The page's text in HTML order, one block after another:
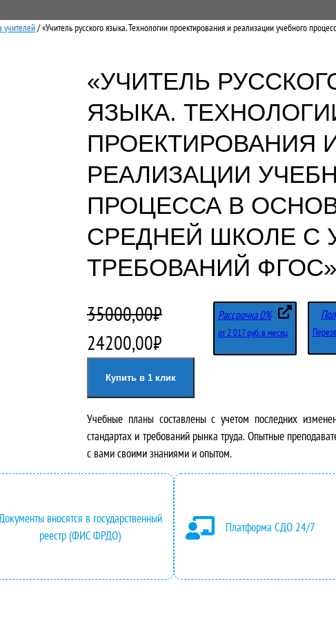
учителей/ «Учитель русского языка. Технологии проектирования и реализации учебного
«УЧИТЕЛЬ
ЯЗЫКА.
ПРОЕКТИРОВАНИЯ
РЕАЛИЗАЦИИ
ПРОЦЕССА В
СРЕДНЕЙ ШКОЛЕ С
ТРЕБОВАНИЙ ФГОС»
35000,00₽
П
р
в
о
а
ч
а
24200,00₽
е
к
у
щ
я
е
Рассрочка 0%
от 2 017 руб. в месяц
Купить в 1 клик
Учебные планы составлены с учетом последних
стандартах и требований рынка труда. Опытные
с вами своими знаниями и опытом.
вносятся в государственный
реестр (ФИС ФРДО)
Платформа СДО 24/7